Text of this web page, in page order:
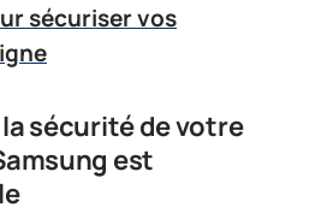
sécuriser vos
sécurité de votre
est